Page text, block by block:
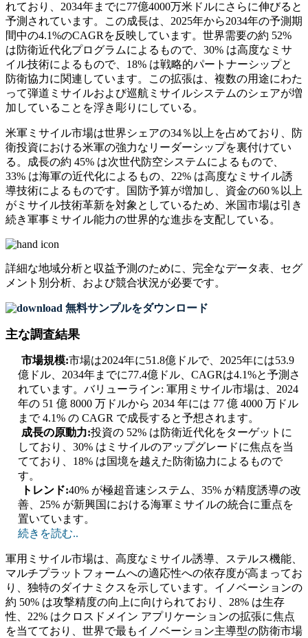
れており、2034年までに77億4000万米ドルにさらに伸びると
予測されています。この成長は、2025年から2034年の予測期
間中の4.1%のCAGRを反映しています。世界需要の約 52%
は防衛近代化プログラムによるもので、30% は高度なミサ
イル技術によるもので、18% は戦略的パートナーシップと
防衛協力に関連しています。この拡張は、複数の用途にわた
って弾道ミサイルおよび巡航ミサイルシステムのシェアが増
加していることを浮き彫りにしている。
米軍ミサイル市場は世界シェアの34％以上を占めており、防
衛投資における米軍の強力なリーダーシップを裏付けてい
る。成長の約 45% は次世代防空システムによるもので、
33% は海軍の近代化によるもの、22% は高度なミサイル誘
導技術によるものです。国防予算が増加し、資金の60％以上
がミサイル技術革新を対象としているため、米国市場は引き
続き軍事ミサイル能力の世界的な進歩を支配している。
詳細な地域分析と収益予測のために、 完全なデータ表、セグ
メント別分析、および競合状況が必要です。
無料サンプルをダウンロード
主な調査結果
市場規模:市場は2024年に51.8億ドルで、2025年には53.9
億ドル、2034年までに77.4億ドル、CAGRは4.1%と予測さ
れています。バリューライン: 軍用ミサイル市場は、2024
年の 51 億 8000 万ドルから 2034 年には 77 億 4000 万ドル
まで 4.1% の CAGR で成長すると予想されます。
成長の原動力:投資の 52% は防衛近代化をターゲットに
しており、30% はミサイルのアップグレードに焦点を当
てており、18% は国境を越えた防衛協力によるもので
す。
トレンド:40% が極超音速システム、35% が精度誘導の改
善、25% が新興国における海軍ミサイルの統合に重点を
置いています。
続きを読む..
軍用ミサイル市場は、高度なミサイル誘導、ステルス機能、
マルチプラットフォームへの適応性への依存度が高まってお
り、独特のダイナミクスを示しています。イノベーションの
約 50% は攻撃精度の向上に向けられており、28% は生存
性、22% はクロスドメイン アプリケーションの拡張に焦点
を当てており、世界で最もイノベーション主導型の防衛市場